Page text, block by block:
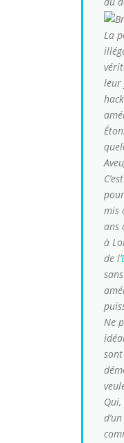
La
leur
mis
ans
à
de l’
Ne